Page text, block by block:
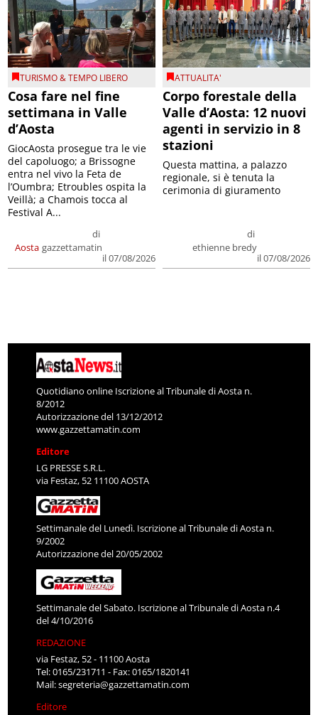
TURISMO & TEMPO LIBERO
Cosa fare nel fine
settimana in Valle
d’Aosta
Aosta
di
gazzettamatin
il 07/08/2026
GiocAosta prosegue tra le vie
del capoluogo; a Brissogne
entra nel vivo la Feta de
l’Oumbra; Etroubles ospita la
Veillà; a Chamois tocca al
Festival A...
ATTUALITA'
Corpo forestale della
Valle d’Aosta: 12 nuovi
agenti in servizio in 8
stazioni
di
ethienne bredy
il 07/08/2026
Questa mattina, a palazzo
regionale, si è tenuta la
cerimonia di giuramento
Quotidiano online Iscrizione al Tribunale di Aosta n.
8/2012
Autorizzazione del 13/12/2012
www.gazzettamatin.com
Editore
LG PRESSE S.R.L.
via Festaz, 52 11100 AOSTA
Settimanale del Lunedì. Iscrizione al Tribunale di Aosta n.
9/2002
Autorizzazione del 20/05/2002
Settimanale del Sabato. Iscrizione al Tribunale di Aosta n.4
del 4/10/2016
REDAZIONE
via Festaz, 52 - 11100 Aosta
Tel: 0165/231711 - Fax: 0165/1820141
Mail:segreteria@gazzettamatin.com
Editore